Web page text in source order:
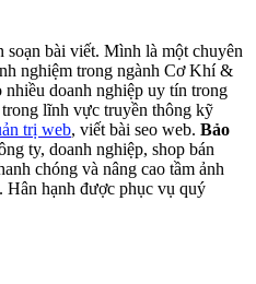
soạn bài viết. Mình là một chuyên
nghiệm trong ngành Cơ Khí &
doanh nghiệp uy tín trong
lĩnh vực truyền thông kỹ
trị web, viết bài seo web. Bảo
ty, doanh nghiệp, shop bán
chóng và nâng cao tầm ảnh
hạnh được phục vụ quý